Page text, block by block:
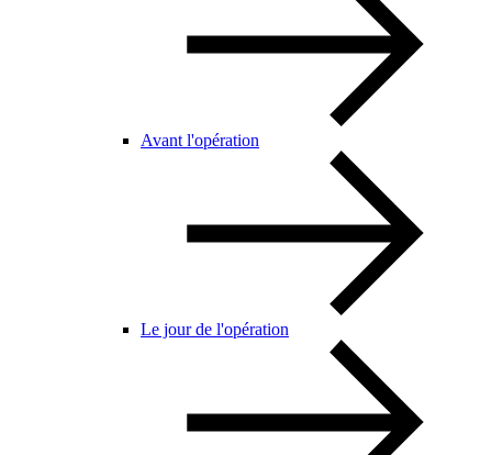
Avant l'opération
Le jour de l'opération